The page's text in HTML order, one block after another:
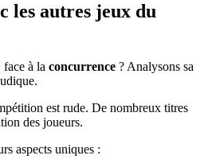
les autres jeux du
à la concurrence ? Analysons sa
est rude. De nombreux titres
des joueurs.
aspects uniques :